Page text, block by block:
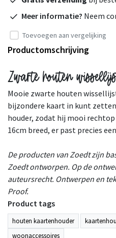
Meer informatie? Neem
Toevoegen aan vergelijking
Productomschrijving
Zwarte houten
Mooie zwarte houten
bijzondere kaart in kunt
houder, zodat hij mooi
16cm breed, er past precies
De producten van Zoedt zijn
Zoedt ontworpen. Op de
auteursrecht. Ontwerpen en
Proof.
Product tags
houten kaartenhouder
woonaccessoires